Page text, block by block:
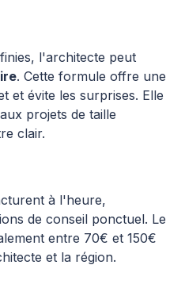
l'architecte peut
. Cette formule offre une
et évite les surprises. Elle
projets de taille
clair.
à l'heure,
de conseil ponctuel. Le
entre 70€ et 150€
et la région.